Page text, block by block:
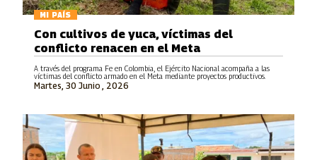
MI PAÍS
Martes, 30 Junio , 2026
Con cultivos de yuca, víctimas del
conflicto renacen en el Meta
A través del programa Fe en Colombia, el Ejército Nacional acompaña a las
víctimas del conflicto armado en el Meta mediante proyectos productivos.